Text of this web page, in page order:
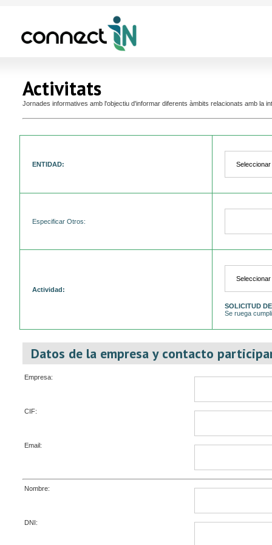
Activitats
Jornades informatives amb l'objectiu d'informar diferents àmbits relacionats amb la
ENTIDAD:
Especificar Otros:
Actividad:
SOLICITUD
Se ruega
Datos de la empresa y contacto
Empresa:
CIF:
Email:
Nombre:
DNI: